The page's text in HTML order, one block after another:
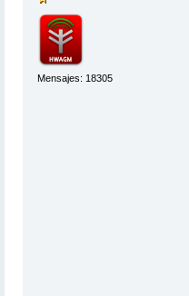
Mensajes: 18305